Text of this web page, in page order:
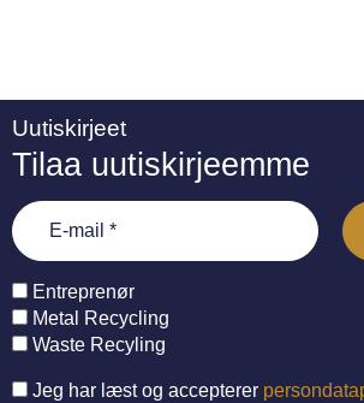
Uutiskirjeet
Tilaa uutiskirjeemme
Entreprenør
Metal Recycling
Waste Recyling
Jeg har læst og accepterer